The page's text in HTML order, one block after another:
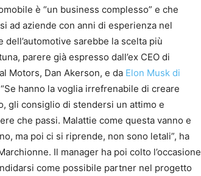
è “un business complesso” e che
ad aziende con anni di esperienza nel
dell’automotive sarebbe la scelta più
parere già espresso dall’ex CEO di
Motors, Dan Akerson, e da Elon Musk di
hanno la voglia irrefrenabile di creare
gli consiglio di stendersi un attimo e
che passi. Malattie come questa vanno e
ma poi ci si riprende, non sono letali”, ha
Il manager ha poi colto l’occasione
come possibile partner nel progetto